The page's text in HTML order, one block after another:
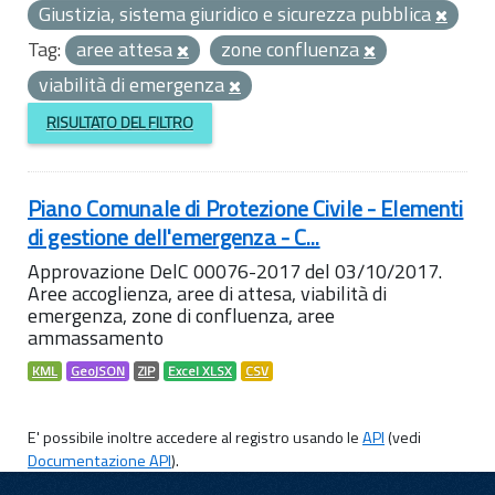
Giustizia, sistema giuridico e sicurezza pubblica
Tag: aree attesa
zone confluenza
viabilità di emergenza
RISULTATO DEL FILTRO
Piano Comunale di Protezione Civile - Elementi
di gestione dell'emergenza - C...
Approvazione DelC 00076-2017 del 03/10/2017.
Aree accoglienza, aree di attesa, viabilità di
emergenza, zone di confluenza, aree
ammassamento
KML GeoJSON ZIP Excel XLSX CSV
E' possibile inoltre accedere al registro usando leAPI(vedi
Documentazione API).